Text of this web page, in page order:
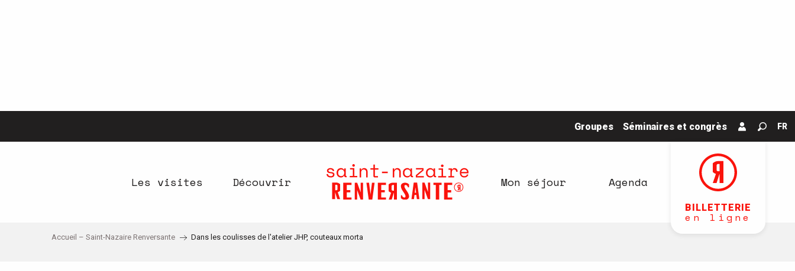
Groupes Séminaires et congrès FR
BILLETTERIE
en ligne
Les visites Découvrir Mon séjour Agenda
Accueil – Saint-Nazaire Renversante Dans les coulisses de l'atelier JHP, couteaux morta